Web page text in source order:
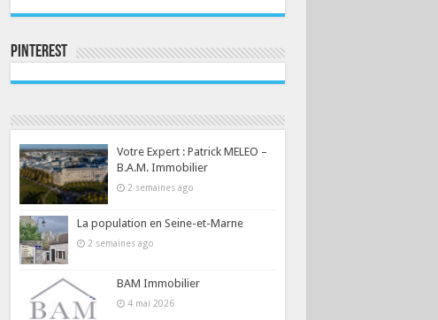
Pinterest
Votre Expert : Patrick MELEO –
B.A.M. Immobilier
2 semaines ago
La population en Seine-et-Marne
2 semaines ago
BAM Immobilier
4 mai 2026